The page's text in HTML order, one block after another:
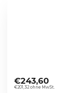
durchschnittliche
€201,32 ohne MwSt.
€243,60